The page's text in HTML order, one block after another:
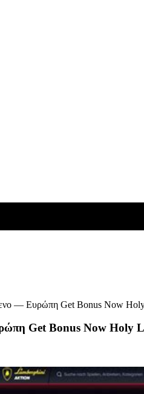
— Ευρώπη Get Bonus Now
Get Bonus Now Holy